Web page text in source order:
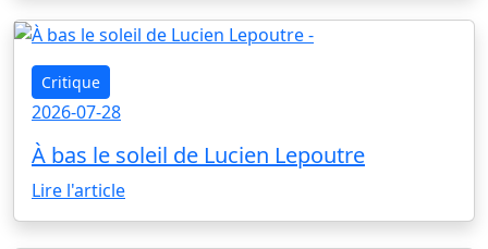
Critique
2026-07-28
À bas le soleil de Lucien Lepoutre
Lire l'article